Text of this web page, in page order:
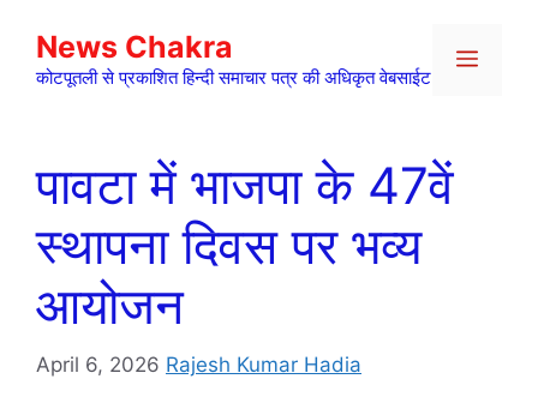
content
News Chakra
कोटपूतली से प्रकाशित हिन्दी समाचार पत्र की अधिकृत वेबसाईट
Menu
पावटा में भाजपा के 47वें
स्थापना दिवस पर भव्य
आयोजन
April 6, 2026 Rajesh Kumar Hadia